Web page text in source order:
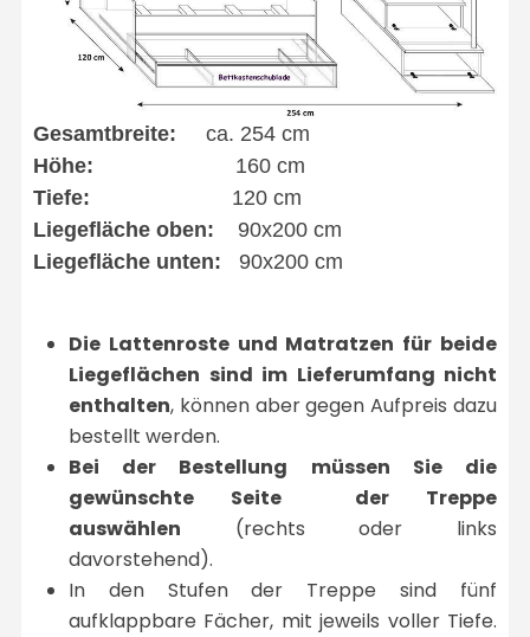
Gesamtbreite: ca. 254 cm
Höhe: 160 cm
Tiefe: 120 cm
Liegefläche oben: 90x200 cm
Liegefläche unten: 90x200 cm
Die Lattenroste und Matratzen für beide
Liegeflächen sind im Lieferumfang nicht
enthalten, können aber gegen Aufpreis dazu
bestellt werden.
Bei der Bestellung müssen Sie die
gewünschte Seite der Treppe
auswählen (rechts oder links
davorstehend).
In den Stufen der Treppe sind fünf
aufklappbare Fächer, mit jeweils voller Tiefe.